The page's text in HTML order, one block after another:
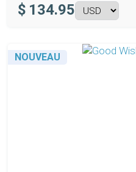
$ 134.95
NOUVEAU